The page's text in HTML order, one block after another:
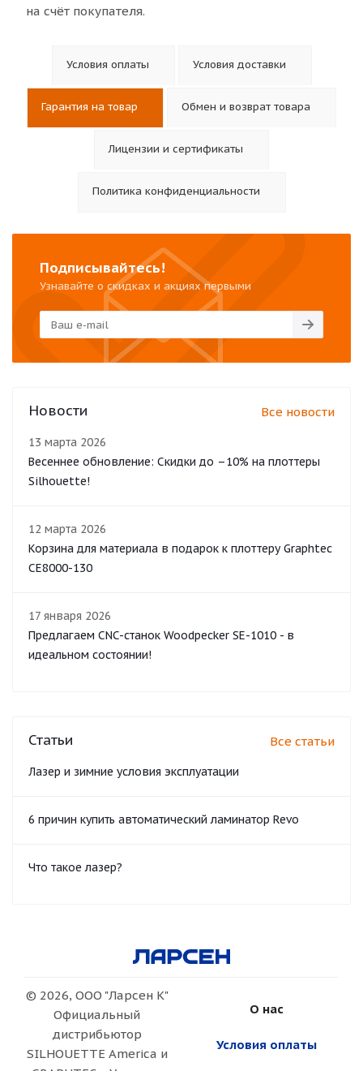
на счёт покупателя.
Условия оплаты Условия доставки
Гарантия на товар Обмен и возврат товара
Лицензии и сертификаты
Политика конфиденциальности
Подписывайтесь!
Узнавайте о скидках и акциях первыми
Новости Все новости
13 марта 2026
Весеннее обновление: Скидки до –10% на плоттеры
Silhouette!
12 марта 2026
Корзина для материала в подарок к плоттеру Graphtec
CE8000-130
17 января 2026
Предлагаем CNC-станок Woodpecker SE-1010 - в
идеальном состоянии!
Статьи Все статьи
Лазер и зимние условия эксплуатации
6 причин купить автоматический ламинатор Revo
Что такое лазер?
© 2026, ООО "Ларсен К"
Официальный
дистрибьютор
SILHOUETTE America и
О нас
Условия оплаты